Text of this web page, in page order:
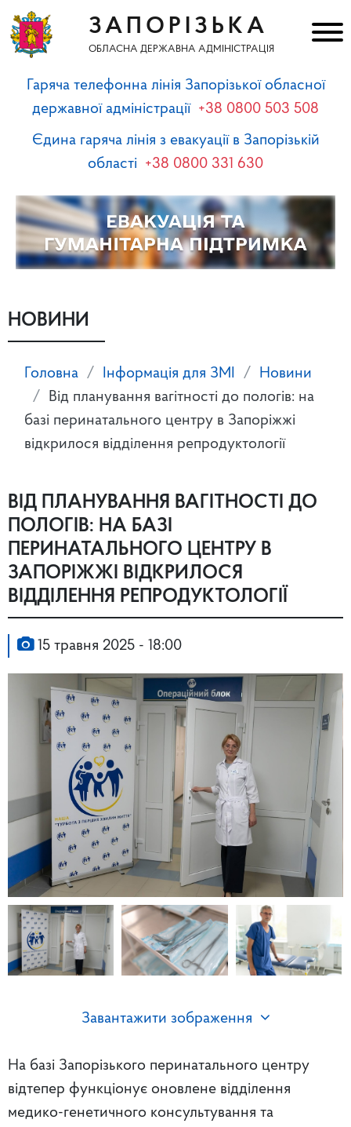
ЗАПОРІЗЬКА
ОБЛАСНА ДЕРЖАВНА АДМІНІСТРАЦІЯ
Гаряча телефонна лінія Запорізької обласної
державної адміністрації +38 0800 503 508
Єдина гаряча лінія з евакуації в Запорізькій
області +38 0800 331 630
НОВИНИ
Головна Інформація для ЗМІ
Новини
Від планування вагітності до пологів: на
базі перинатального центру в Запоріжжі
відкрилося відділення репродуктології
ВІД ПЛАНУВАННЯ ВАГІТНОСТІ ДО
ПОЛОГІВ: НА БАЗІ
ПЕРИНАТАЛЬНОГО ЦЕНТРУ В
ЗАПОРІЖЖІ ВІДКРИЛОСЯ
ВІДДІЛЕННЯ РЕПРОДУКТОЛОГІЇ
15 травня 2025 - 18:00
Завантажити зображення
На базі Запорізького перинатального центру
відтепер функціонує оновлене відділення
медико-генетичного консультування та